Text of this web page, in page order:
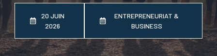
20 JUIN
2026
ENTREPRENEURIAT &
BUSINESS